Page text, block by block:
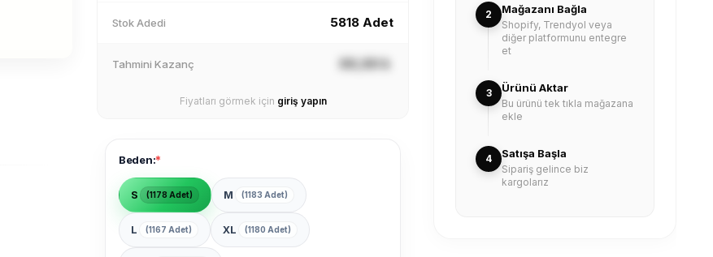
Stok Adedi 5818 Adet
Tahmini Kazanç XX,XX ₺
Fiyatları görmek için giriş yapın
Beden:*
S (1178 Adet) M (1183 Adet)
L (1167 Adet) XL (1180 Adet)
2 Mağazanı Bağla
Shopify, Trendyol veya
diğer platformunu entegre
et
3 Ürünü Aktar
Bu ürünü tek tıkla mağazana
ekle
4 Satışa Başla
Sipariş gelince biz
kargolarız